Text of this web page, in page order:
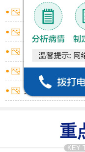
男性包皮有白色
男性包皮口出
男性包皮红肿小
男性包皮过长有
男性包皮环切术
重
KEY